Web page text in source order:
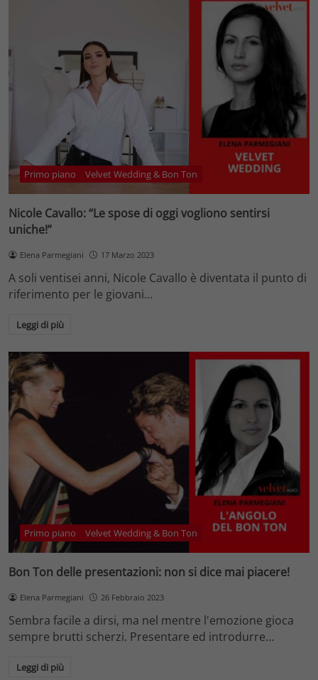
Primo piano Velvet Wedding & Bon Ton
Nicole Cavallo: “Le spose di oggi vogliono sentirsi
uniche!”
Elena Parmegiani 17 Marzo 2023
A soli ventisei anni, Nicole Cavallo è diventata il punto di
riferimento per le giovani…
Leggi di più
Primo piano Velvet Wedding & Bon Ton
Bon Ton delle presentazioni: non si dice mai piacere!
Elena Parmegiani 26 Febbraio 2023
Sembra facile a dirsi, ma nel mentre l'emozione gioca
sempre brutti scherzi. Presentare ed introdurre…
Leggi di più